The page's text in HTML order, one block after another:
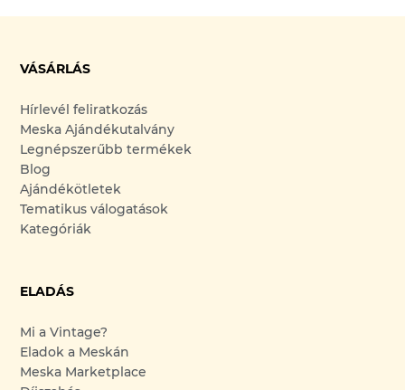
VÁSÁRLÁS
Hírlevél feliratkozás
Meska Ajándékutalvány
Legnépszerűbb termékek
Blog
Ajándékötletek
Tematikus válogatások
Kategóriák
ELADÁS
Mi a Vintage?
Eladok a Meskán
Meska Marketplace